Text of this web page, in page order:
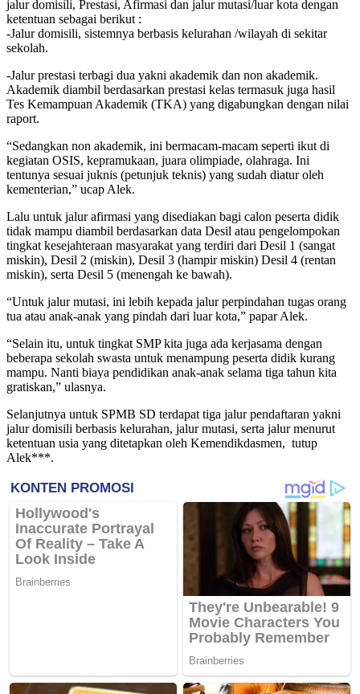
jalur domisili, Prestasi, Afirmasi dan jalur mutasi/luar kota dengan
ketentuan sebagai berikut :
-Jalur domisili, sistemnya berbasis kelurahan /wilayah di sekitar
sekolah.
-Jalur prestasi terbagi dua yakni akademik dan non akademik.
Akademik diambil berdasarkan prestasi kelas termasuk juga hasil
Tes Kemampuan Akademik (TKA) yang digabungkan dengan nilai
raport.
“Sedangkan non akademik, ini bermacam-macam seperti ikut di
kegiatan OSIS, kepramukaan, juara olimpiade, olahraga. Ini
tentunya sesuai juknis (petunjuk teknis) yang sudah diatur oleh
kementerian,” ucap Alek.
Lalu untuk jalur afirmasi yang disediakan bagi calon peserta didik
tidak mampu diambil berdasarkan data Desil atau pengelompokan
tingkat kesejahteraan masyarakat yang terdiri dari Desil 1 (sangat
miskin), Desil 2 (miskin), Desil 3 (hampir miskin) Desil 4 (rentan
miskin), serta Desil 5 (menengah ke bawah).
“Untuk jalur mutasi, ini lebih kepada jalur perpindahan tugas orang
tua atau anak-anak yang pindah dari luar kota,” papar Alek.
“Selain itu, untuk tingkat SMP kita juga ada kerjasama dengan
beberapa sekolah swasta untuk menampung peserta didik kurang
mampu. Nanti biaya pendidikan anak-anak selama tiga tahun kita
gratiskan,” ulasnya.
Selanjutnya untuk SPMB SD terdapat tiga jalur pendaftaran yakni
jalur domisili berbasis kelurahan, jalur mutasi, serta jalur menurut
ketentuan usia yang ditetapkan oleh Kemendikdasmen, tutup
Alek***.